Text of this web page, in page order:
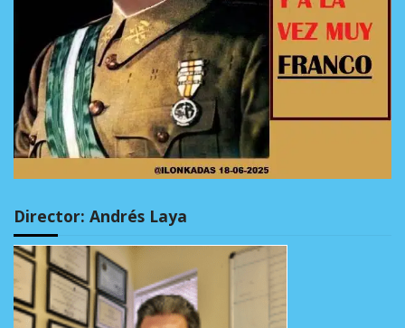
Director: Andrés Laya